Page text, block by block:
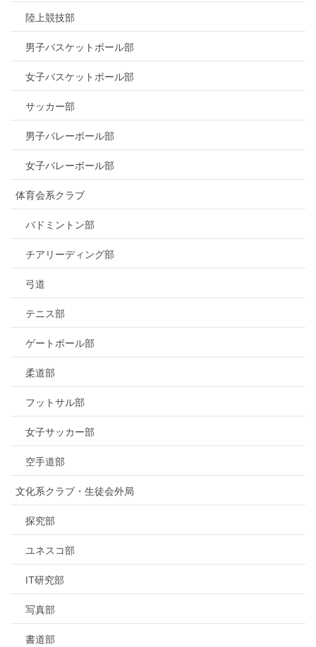
陸上競技部
男子バスケットボール部
女子バスケットボール部
サッカー部
男子バレーボール部
女子バレーボール部
体育会系クラブ
バドミントン部
チアリーディング部
弓道
テニス部
ゲートボール部
柔道部
フットサル部
女子サッカー部
空手道部
文化系クラブ・生徒会外局
探究部
ユネスコ部
IT研究部
写真部
書道部